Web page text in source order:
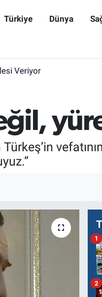
Türkiye Dünya
Veriyor
1
2